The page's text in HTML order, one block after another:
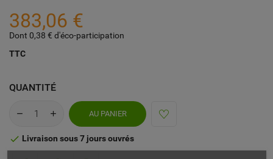
383,06 €
Dont 0,38 € d'éco-participation
TTC
QUANTITÉ
AU PANIER
 Livraison sous 7 jours ouvrés